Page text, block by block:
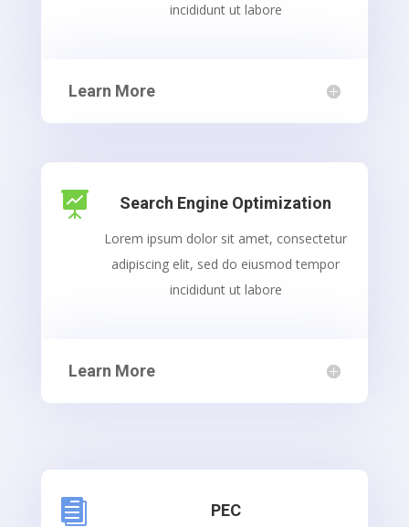
incididunt ut labore
Learn More
 Search Engine Optimization
Lorem ipsum dolor sit amet, consectetur
adipiscing elit, sed do eiusmod tempor
incididunt ut labore
Learn More
 PEC